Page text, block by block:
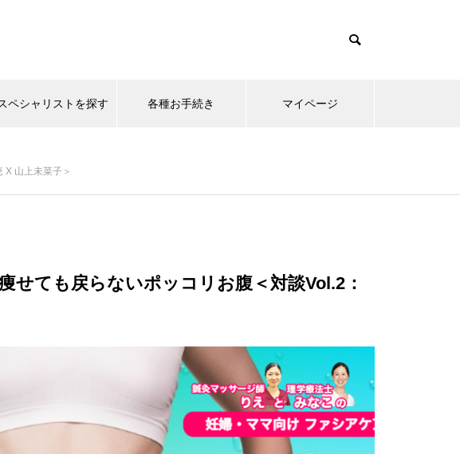
ペシャリストを探す 各種お手続き マイページ
KOKOKARA.online受講
■ニュース
プロ野球チームへのGLABからの
ご提案
教育・セ
使った
女性理学療法士が教える！物販の
売上アップの戦略とは？
山上未菜子＞
ても戻らないポッコリお腹＜対談Vol.2：